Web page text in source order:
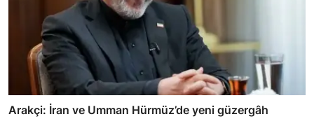
Arakçi: İran ve Umman Hürmüz’de yeni güzergâh